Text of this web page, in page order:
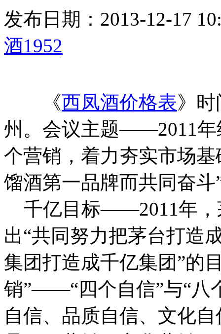
发布日期：2013-12-17
酒1952
《西凤酒价格表》时
州。会议主题——2011年
个营销，着力夯实市场
馏酒第一品牌而共同奋斗
千亿目标——2011年，
出“共同努力把茅台打造
集团打造成千亿集团”的
销”——“四个自信”与“八
自信、品质自信、文化